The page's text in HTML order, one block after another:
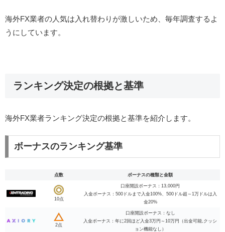
海外FX業者の人気は入れ替わりが激しいため、毎年調査するよ
うにしています。
ランキング決定の根拠と基準
海外FX業者ランキング決定の根拠と基準を紹介します。
ボーナスのランキング基準
点数 ボーナスの種類と金額
10点
口座開設ボーナス：13,000円
入金ボーナス：500ドルまで入金100%、500ドル超～1万ドルは入
金20%
2点
口座開設ボーナス：なし
入金ボーナス：年に2回ほど入金3万円～10万円（出金可能,クッシ
ョン機能なし）